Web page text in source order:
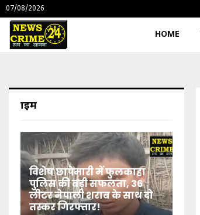
07/08/2026
HOME
क्राइम
विशेष छापेमारी में फुलकाहा
पुलिस की बड़ी सफलता, 36
लीटर नेपाली शराब के साथ दो
तस्कर गिरफ्तार!